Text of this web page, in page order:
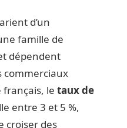
d’un
famille de
dépendent
commerciaux
français, le taux de
entre 3 et 5 %,
croiser des